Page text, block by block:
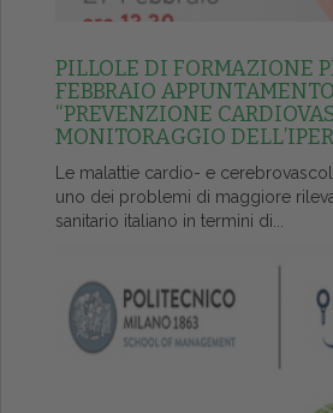
PILLOLE DI FORMAZIONE
FEBBRAIO
“PREVENZIONE
MONITORAGGIO
Le malattie cardio- e
uno dei problemi di maggiore
sanitario italiano in termini di...